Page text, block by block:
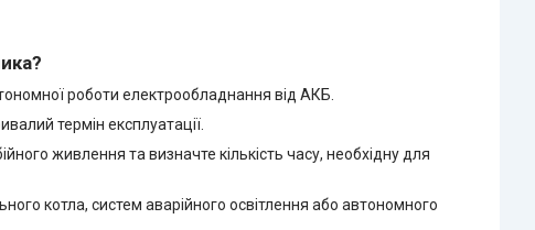
роботи електрообладнання від АКБ.
термін експлуатації.
живлення та визначте кількість часу, необхідну для
котла, систем аварійного освітлення або автономного